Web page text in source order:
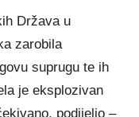
Država u
zarobila
suprugu te ih
je eksplozivan
podijelio –